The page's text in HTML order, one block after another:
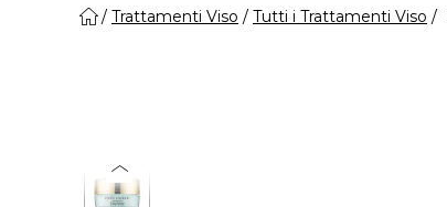
Trattamenti Viso Tutti i Trattamenti Viso